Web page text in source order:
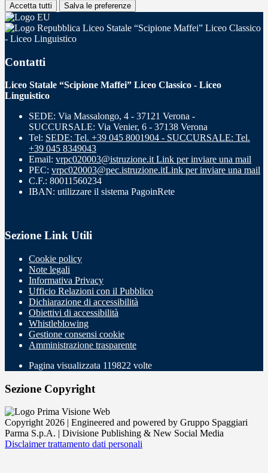
Accetta tutti Salva le preferenze
Liceo Statale “Scipione Maffei” Liceo Classico
- Liceo Linguistico
Contatti
Liceo Statale “Scipione Maffei” Liceo Classico - Liceo
Linguistico
SEDE: Via Massalongo, 4 - 37121 Verona -
SUCCURSALE: Via Venier, 6 - 37138 Verona
Tel: SEDE: Tel. +39 045 8001904 - SUCCURSALE: Tel.
+39 045 8349043
Email: vrpc020003@istruzione.it Link per inviare una mail
PEC: vrpc020003@pec.istruzione.itLink per inviare una mail
C.F.: 80011560234
IBAN: utilizzare il sistema PagoinRete
Sezione Link Utili
Cookie policy
Note legali
Informativa Privacy
Ufficio Relazioni con il Pubblico
Dichiarazione di accessibilità
Obiettivi di accessibilità
Whistleblowing
Gestione consensi cookie
Amministrazione trasparente
Pagina visualizzata 119822 volte
Sezione Copyright
Copyright 2026 | Engineered and powered by Gruppo Spaggiari
Parma S.p.A. | Divisione Publishing & New Social Media
Disclaimer trattamento dati personali